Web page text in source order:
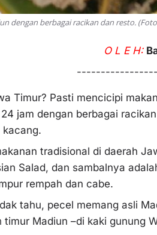
dengan berbagai racikan dan resto.
O L E H:
Timur? Pasti mencicipi
jam dengan berbagai
kacang.
tradisional di daerah
Salad, dan sambalnya
rempah dan cabe.
tahu, pecel memang asli
timur Madiun –di kaki gunung